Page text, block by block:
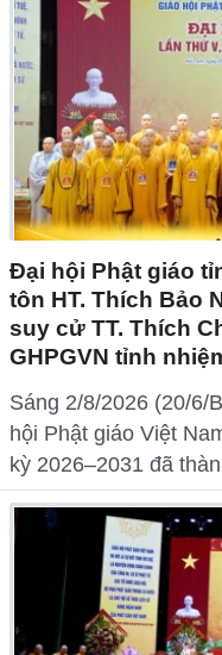
Đại hội Phật giáo
tôn HT. Thích Bảo
suy cử TT. Thích
GHPGVN tỉnh
Sáng 2/8/2026 (20/6/
hội Phật giáo Việt
kỳ 2026–2031 đã